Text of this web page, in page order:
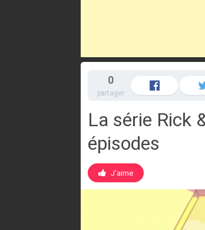
0
partager
La série Rick
épisodes
J'aime